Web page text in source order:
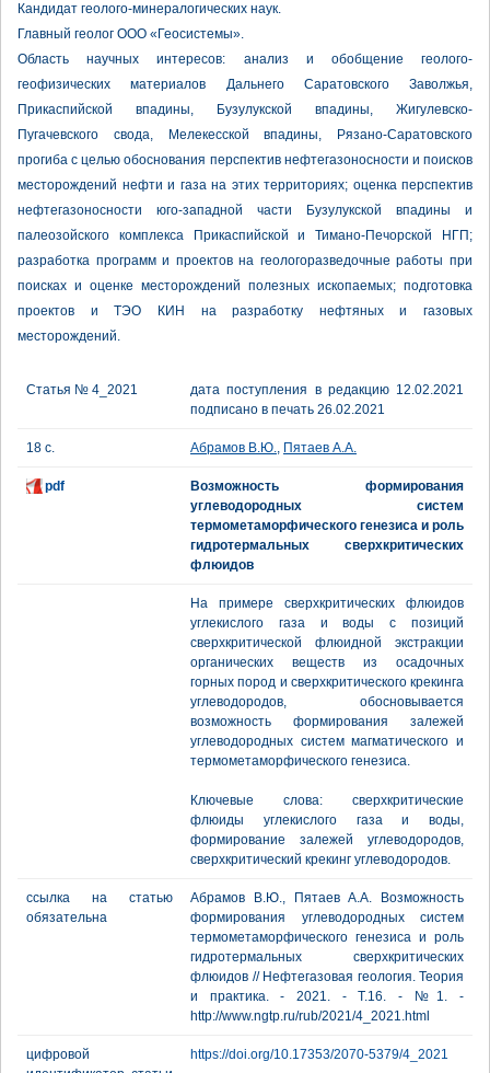
Кандидат геолого-минералогических наук.
Главный геолог ООО «Геосистемы».
Область научных интересов: анализ и обобщение геолого-
геофизических материалов Дальнего Саратовского Заволжья,
Прикаспийской впадины, Бузулукской впадины, Жигулевско-
Пугачевского свода, Мелекесской впадины, Рязано-Саратовского
прогиба с целью обоснования перспектив нефтегазоносности и поисков
месторождений нефти и газа на этих территориях; оценка перспектив
нефтегазоносности юго-западной части Бузулукской впадины и
палеозойского комплекса Прикаспийской и Тимано-Печорской НГП;
разработка программ и проектов на геологоразведочные работы при
поисках и оценке месторождений полезных ископаемых; подготовка
проектов и ТЭО КИН на разработку нефтяных и газовых
месторождений.
Статья № 4_2021
дата поступления в редакцию 12.02.2021
подписано в печать 26.02.2021
18 с. Абрамов В.Ю., Пятаев А.А.
pdf
Возможность формирования
углеводородных систем
термометаморфического генезиса и роль
гидротермальных сверхкритических
флюидов
На примере сверхкритических флюидов
углекислого газа и воды с позиций
сверхкритической флюидной экстракции
органических веществ из осадочных
горных пород и сверхкритического крекинга
углеводородов, обосновывается
возможность формирования залежей
углеводородных систем магматического и
термометаморфического генезиса.
Ключевые слова: сверхкритические
флюиды углекислого газа и воды,
формирование залежей углеводородов,
сверхкритический крекинг углеводородов.
ссылка на статью
обязательна
Абрамов В.Ю., Пятаев А.А. Возможность
формирования углеводородных систем
термометаморфического генезиса и роль
гидротермальных сверхкритических
флюидов // Нефтегазовая геология. Теория
и практика. - 2021. - Т.16. - №1. -
http://www.ngtp.ru/rub/2021/4_2021.html
цифровой
https://doi.org/10.17353/2070-5379/4_2021